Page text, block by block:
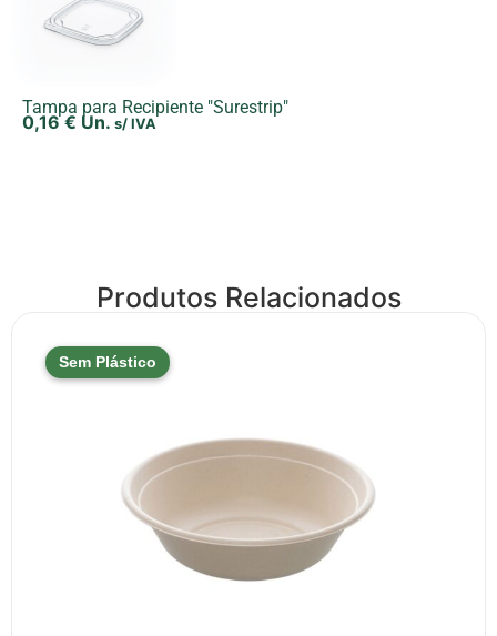
Tampa para Recipiente "Surestrip"
0,16€ Un. s/ IVA
Produtos Relacionados
Sem Plástico